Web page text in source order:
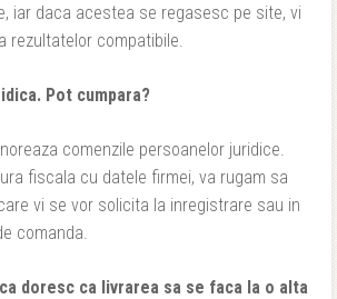
iar daca acestea se regasesc pe site, vi
rezultatelor compatibile.
Pot cumpara?
comenzile persoanelor juridice.
fiscala cu datele firmei, va rugam sa
vi se vor solicita la inregistrare sau in
comanda.
doresc ca livrarea sa se faca la o alta